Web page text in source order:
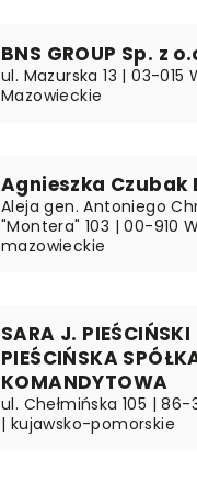
BNS GROUP Sp. z
ul. Mazurska 13 | 03-015
Mazowieckie
Agnieszka Czubak
Aleja gen. Antoniego
"Montera" 103 | 00-910
mazowieckie
SARA J. PIEŚCIŃSKI
PIEŚCIŃSKA
KOMANDYTOWA
ul. Chełmińska 105 |
| kujawsko-pomorskie